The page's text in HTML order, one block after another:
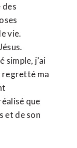
des
vie.
simple, j’ai
regretté ma
que
et de son